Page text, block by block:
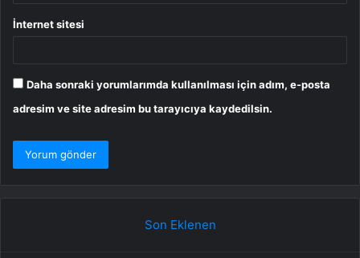
İnternet sitesi
Daha sonraki yorumlarımda kullanılması için adım, e-posta
adresim ve site adresim bu tarayıcıya kaydedilsin.
Son Eklenen